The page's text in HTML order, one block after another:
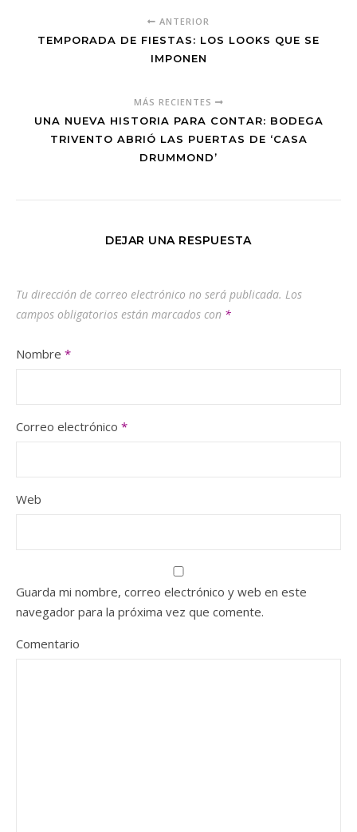
ANTERIOR
TEMPORADA DE FIESTAS: LOS LOOKS QUE SE
IMPONEN
MÁS RECIENTES
UNA NUEVA HISTORIA PARA CONTAR: BODEGA
TRIVENTO ABRIÓ LAS PUERTAS DE ‘CASA
DRUMMOND’
DEJAR UNA RESPUESTA
Tu dirección de correo electrónico no será publicada. Los
campos obligatorios están marcados con *
Nombre *
Correo electrónico *
Web
Guarda mi nombre, correo electrónico y web en este
navegador para la próxima vez que comente.
Comentario